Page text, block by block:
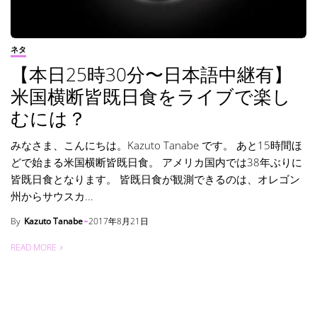
ネタ
【本日25時30分〜日本語中継有】
米国横断皆既日食をライブで楽し
むには？
みなさま、こんにちは。Kazuto Tanabe です。 あと15時間ほ
どで始まる米国横断皆既日食。 アメリカ国内では38年ぶりに
皆既日食となります。 皆既日食が観測できるのは、オレゴン
州からサウスカ...
By Kazuto Tanabe 2017年8月21日
READ MORE